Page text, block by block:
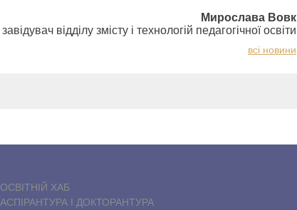
Мирослава Вовк
завідувач відділу змісту і технологій педагогічної освіти
всi новини
ОСВІТНІЙ ХАБ
АСПІРАНТУРА І ДОКТОРАНТУРА